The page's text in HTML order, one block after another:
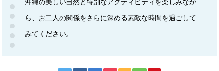
沖縄の美しい自然と特別なアクティビティを楽しみなが
ら、お二人の関係をさらに深める素敵な時間を過ごして
みてください。